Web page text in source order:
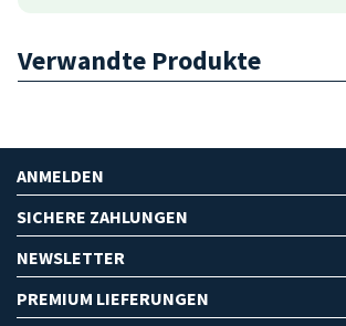
Verwandte Produkte
ANMELDEN
SICHERE ZAHLUNGEN
NEWSLETTER
PREMIUM LIEFERUNGEN